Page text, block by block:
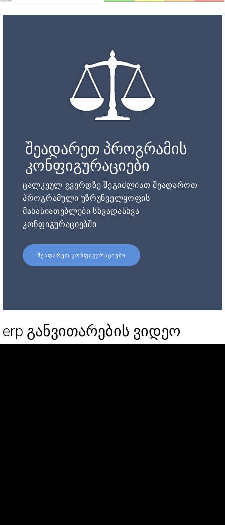
შეადარეთ პროგრამის
კონფიგურაციები
ცალკეულ გვერდზე შეგიძლიათ შეადაროთ
პროგრამული უზრუნველყოფის
მახასიათებლები სხვადასხვა
კონფიგურაციებში.
ᲨᲔᲐᲓᲐᲠᲔᲗ ᲙᲝᲜᲤᲘᲒᲣᲠᲐᲪᲘᲔᲑᲘ
erp განვითარების ვიდეო